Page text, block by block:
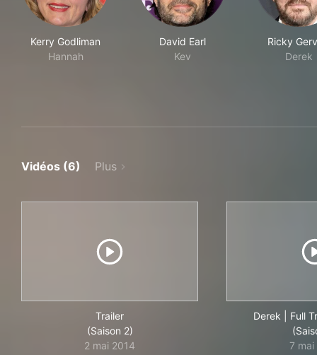
Kerry Godliman
Hannah
David Earl
Kev
Ricky
Derek
Vidéos (6) Plus
Trailer
(Saison 2)
2 mai 2014
Derek | Full
7